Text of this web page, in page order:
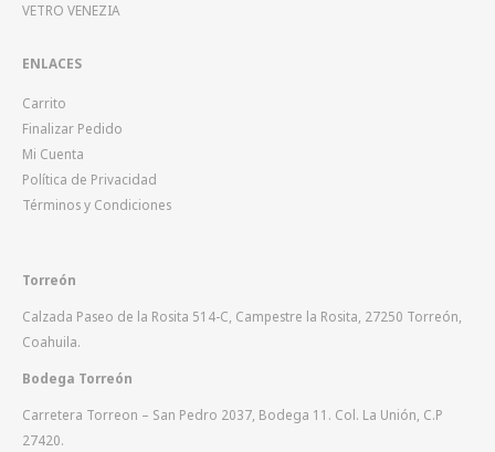
VETRO VENEZIA
ENLACES
Carrito
Finalizar Pedido
Mi Cuenta
Política de Privacidad
Términos y Condiciones
Torreón
Calzada Paseo de la Rosita 514-C, Campestre la Rosita, 27250 Torreón,
Coahuila.
Bodega Torreón
Carretera Torreon – San Pedro 2037, Bodega 11. Col. La Unión, C.P
27420.